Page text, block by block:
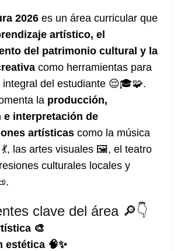
2026 es un área curricular que
artístico, el
del patrimonio cultural y la
como herramientas para
integral del estudiante 😌🎓🧩.
la producción,
e interpretación de
artísticas como la música
las artes visuales 🖼️, el teatro
culturales locales y
clave del área 🔎👇
🎨
estética 🧠✨